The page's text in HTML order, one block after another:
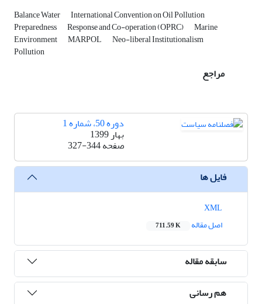
Balance Water International Convention on Oil Pollution
Preparedness Response and Co-operation (OPRC) Marine
Environment MARPOL Neo-liberal Institutionalism
Pollution
مراجع
دوره 50، شماره 1
بهار 1399
صفحه327-344
فایل ها
اصل مقاله
711.59 K
سابقه مقاله
هم رسانی